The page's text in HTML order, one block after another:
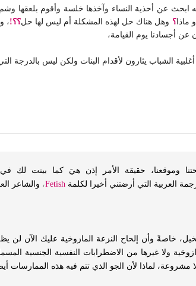
ابحث عن أحذية النساء وآخذها خلسة وأقوم بلعقها
ماذا؟ وهل هناك حل لهذه المشكلة أم ليس لها حل؟؟!،
أجسادنا يوم القيامة،
الشباب يثارون لأقدام البنات ولكن ليس بالدرجة
وموقعنا، حقيقة الأمر إذن هيَ كما بينت لك
العربية التي أرضتني أخيرا لكلمة Fetish، والشاعر
خاصةً وأن إلحاح النزعة المازوخية عليك الآن
ولا غيرها من الاضطرابات النفسية الجنسية
لماذا لأن الجو الذي تتم فيه هذه الممارسات